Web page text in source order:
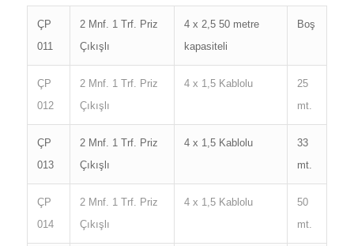
ÇP
011
2 Mnf. 1 Trf. Priz
Çıkışlı
4 x 2,5 50 metre
kapasiteli
Boş
ÇP
012
2 Mnf. 1 Trf. Priz
Çıkışlı
4 x 1,5 Kablolu
25
mt.
ÇP
013
2 Mnf. 1 Trf. Priz
Çıkışlı
4 x 1,5 Kablolu
33
mt.
ÇP
014
2 Mnf. 1 Trf. Priz
Çıkışlı
4 x 1,5 Kablolu
50
mt.